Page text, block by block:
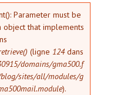
Parameter must be
object that implements
(ligne 124dans
domains/gma500.f
sites/all/modules/g
).